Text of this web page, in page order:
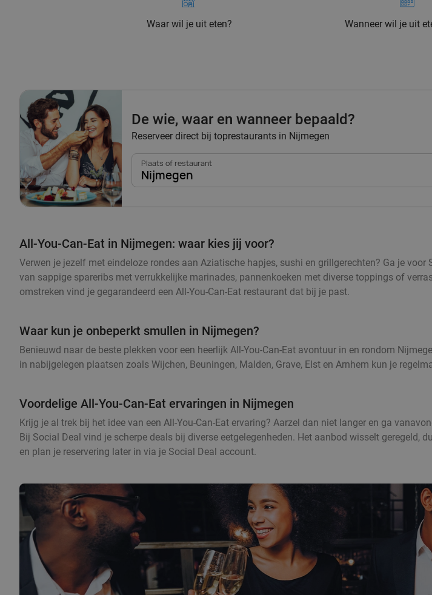
Waar wil je uit eten? Wanneer wil je uit
De wie, waar en wanneer bepaald?
Reserveer direct bij toprestaurants in Nijmegen
Plaats of restaurant
Nijmegen
All-You-Can-Eat in Nijmegen: waar kies jij voor?
Verwen je jezelf met eindeloze rondes aan Aziatische hapjes, sushi en grillgerechten? Ga je
van sappige spareribs met verrukkelijke marinades, pannenkoeken met diverse toppings of
omstreken vind je gegarandeerd een All-You-Can-Eat restaurant dat bij je past.
Waar kun je onbeperkt smullen in Nijmegen?
Benieuwd naar de beste plekken voor een heerlijk All-You-Can-Eat avontuur in en rondom
in nabijgelegen plaatsen zoals Wijchen, Beuningen, Malden, Grave, Elst en Arnhem kun je
Voordelige All-You-Can-Eat ervaringen in Nijmegen
Krijg je al trek bij het idee van een All-You-Can-Eat ervaring? Aarzel dan niet langer en ga
Bij Social Deal vind je scherpe deals bij diverse eetgelegenheden. Het aanbod wisselt geregeld,
en plan je reservering later in via je Social Deal account.